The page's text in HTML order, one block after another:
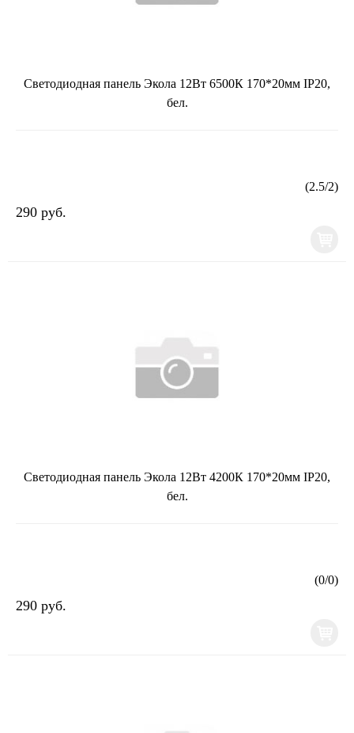
Светодиодная панель Экола 12Вт 6500К 170*20мм IP20,
бел.
(2.5/2)
290 руб.
Светодиодная панель Экола 12Вт 4200К 170*20мм IP20,
бел.
(0/0)
290 руб.